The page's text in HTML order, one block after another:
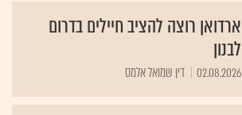
ארדואן רוצה להציב חיילים בדרום
לבנון
02.08.2026 דין שמואל אלמס